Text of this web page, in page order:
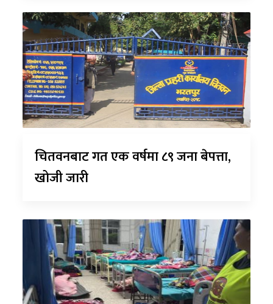
चितवनबाट गत एक वर्षमा ८९ जना बेपत्ता,
खोजी जारी